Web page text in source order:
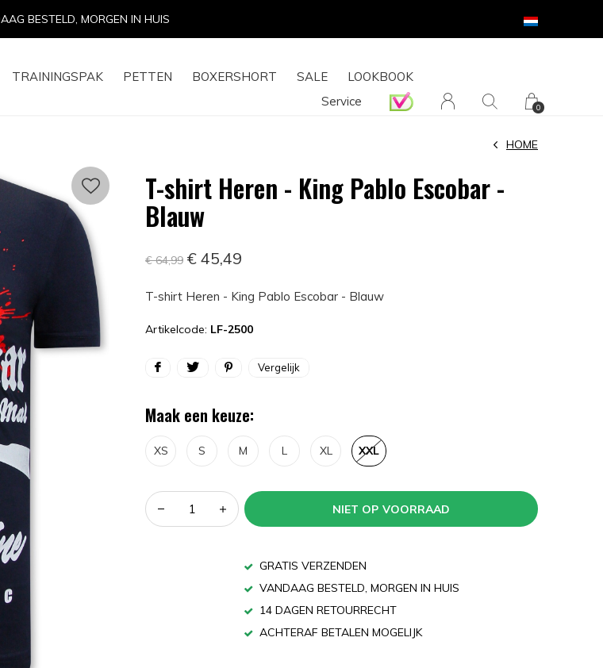
TRAININGSPAK PETTEN BOXERSHORT SALE
LOOKBOOK
Service
0
14 DAGEN RETOURRECHT
T-shirt Heren - King Pablo Escobar -
Blauw
HOME
€ 64,99 € 45,49
T-shirt Heren - King Pablo Escobar - Blauw
Artikelcode: LF-2500
Vergelijk
Maak een keuze:
XS S M L XL XXL
NIET OP VOORRAAD
GRATIS VERZENDEN
VANDAAG BESTELD, MORGEN IN HUIS
14 DAGEN RETOURRECHT
ACHTERAF BETALEN MOGELIJK